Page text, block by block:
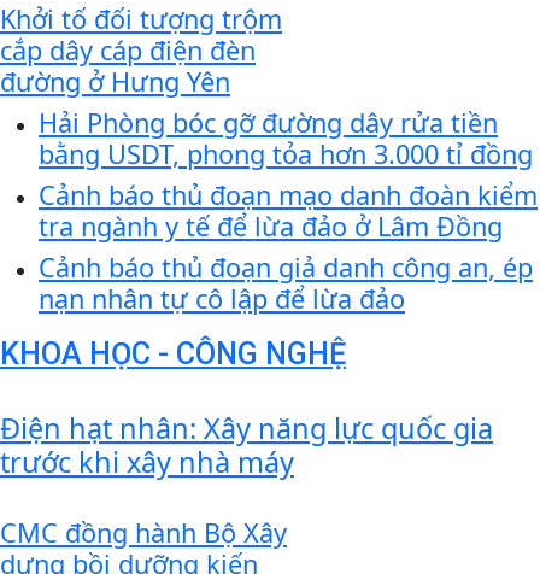
Khởi tố đối tượng trộm
cắp dây cáp điện đèn
đường ở Hưng Yên
Hải Phòng bóc gỡ đường dây rửa tiền
bằng USDT, phong tỏa hơn 3.000 tỉ đồng
Cảnh báo thủ đoạn mạo danh đoàn kiểm
tra ngành y tế để lừa đảo ở Lâm Đồng
Cảnh báo thủ đoạn giả danh công an, ép
nạn nhân tự cô lập để lừa đảo
KHOA HỌC - CÔNG NGHỆ
Điện hạt nhân: Xây năng lực quốc gia
trước khi xây nhà máy
CMC đồng hành Bộ Xây
dựng bồi dưỡng kiến